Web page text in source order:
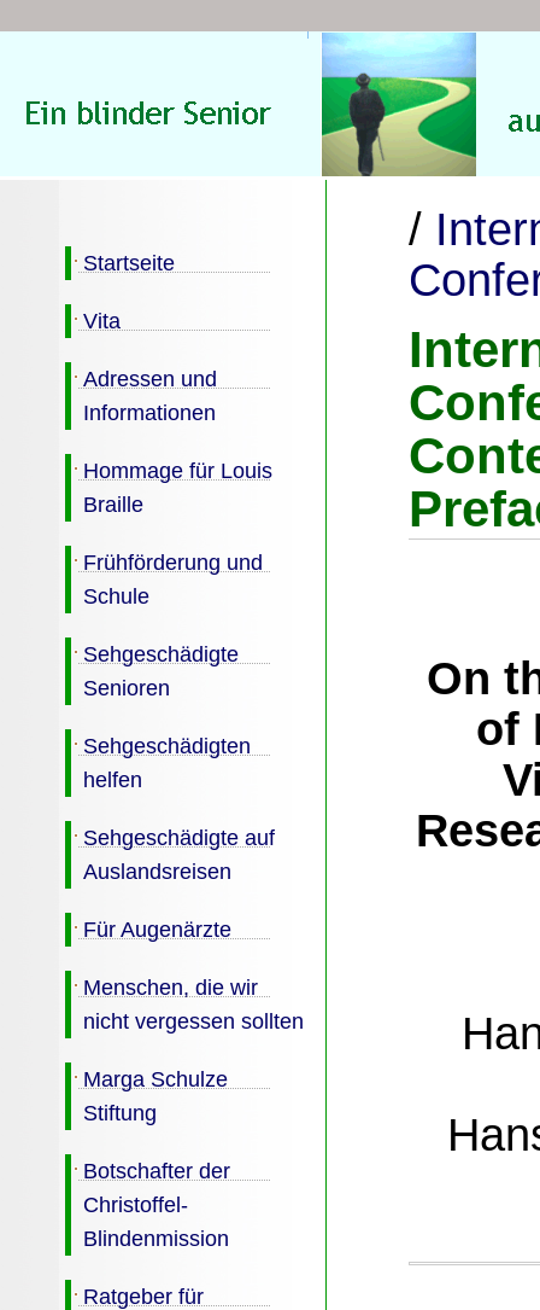
Startseite
Vita
Adressen und
Informationen
Hommage für Louis
Braille
Frühförderung und
Schule
Sehgeschädigte
Senioren
Sehgeschädigten
helfen
Sehgeschädigte auf
Auslandsreisen
Für Augenärzte
Menschen, die wir
nicht vergessen sollten
Marga Schulze
Stiftung
Botschafter der
Christoffel-
Blindenmission
Ratgeber für
/
On
of